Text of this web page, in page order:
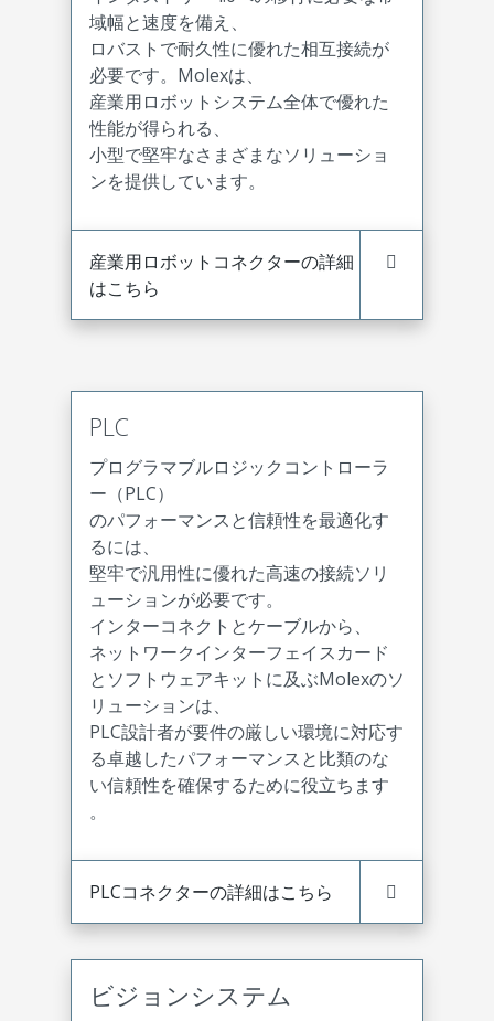
域幅と速度を備え、
ロバストで耐久性に優れた相互接続が
必要です。Molexは、
産業用ロボットシステム全体で優れた
性能が得られる、
小型で堅牢なさまざまなソリューショ
ンを提供しています。
産業用ロボットコネクターの詳細
はこちら
PLC
プログラマブルロジックコントローラ
ー（PLC）
のパフォーマンスと信頼性を最適化す
るには、
堅牢で汎用性に優れた高速の接続ソリ
ューションが必要です。
インターコネクトとケーブルから、
ネットワークインターフェイスカード
とソフトウェアキットに及ぶMolexのソ
リューションは、
PLC設計者が要件の厳しい環境に対応す
る卓越したパフォーマンスと比類のな
い信頼性を確保するために役立ちます
。
PLCコネクターの詳細はこちら
ビジョンシステム